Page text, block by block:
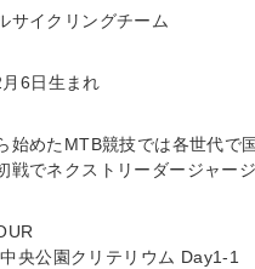
サイクリングチーム
6日生まれ
始めたMTB競技では各世代で
戦でネクストリーダージャー
央公園クリテリウム Day1-1